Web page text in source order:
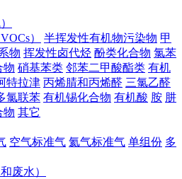
）
半挥发性有机物污染物 甲
物 挥发性卤代烃 酚类化合物 氯苯
物 硝基苯类 邻苯二甲酸酯类 有机
特拉津 丙烯腈和丙烯醛 三氯乙醛
氯联苯 有机锡化合物 有机酸 胺 肼
物 其它
空气标准气 氦气标准气 单组份 多
废水）